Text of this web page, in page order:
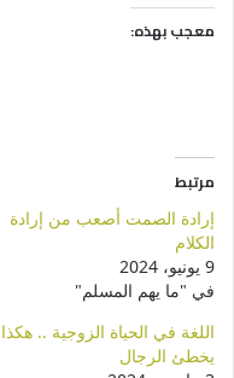
معجب بهذه:
مرتبط
إرادة الصمت أصعب من إرادة
الكلام
9 يونيو، 2024
في "ما يهم المسلم"
اللغة في الحياة الزوجية .. هكذا
يخطئ الرجال